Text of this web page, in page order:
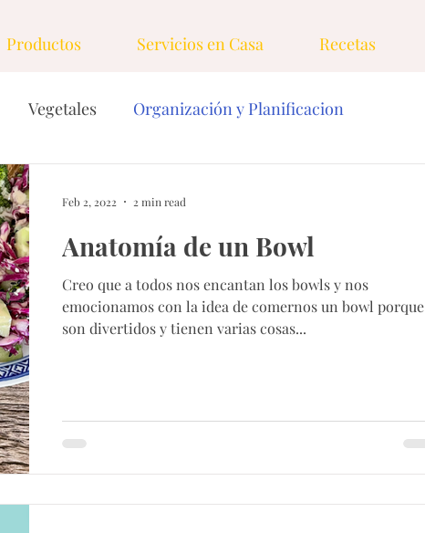
Productos Servicios en Casa Recetas
Vegetales Organización y Planificacion
Ingredientes Dips y Untables Fideos
Sopas, caldos y cremas Drinks Pasta
Anatomía de un Bowl
Creo que a todos nos encantan los bowls y nos
emocionamos con la idea de comernos un bowl porque
son divertidos y tienen varias cosas...
Feb 2, 2022 2 min read